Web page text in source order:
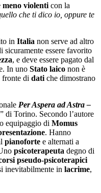
meno violenti con la
che ti dico io, oppure te
in Italia non serve ad altro
sicuramente essere favorito
, e deve essere pagato dal
In uno Stato laico non è
fronte di dati che dimostrano
Per Aspera ad Astra –
” di Torino. Secondo l’autore
equipaggio di Momus
. Hanno
pianoforte e alternati a
psicoterapeuta degno di
pseudo-psicoterapici
inevitabilmente in lacrime,